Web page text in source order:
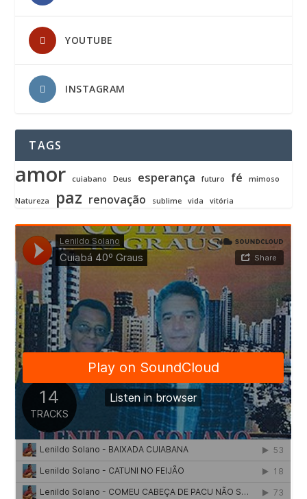
YOUTUBE
INSTAGRAM
TAGS
amor cuiabano Deus esperança futuro fé mimoso
Natureza paz renovação sublime vida vitória